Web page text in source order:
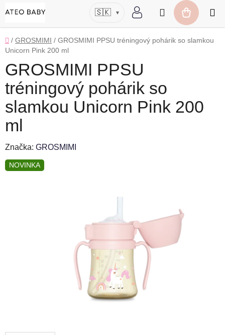
na
obsah
🇸🇰 ▾
Hľadať
KOŠÍK
Domov
/ GROSMIMI / GROSMIMI PPSU tréningový pohárik so slamkou
Unicorn Pink 200 ml
GROSMIMI PPSU
tréningový pohárik so
slamkou Unicorn Pink 200
ml
Značka: GROSMIMI
NOVINKA